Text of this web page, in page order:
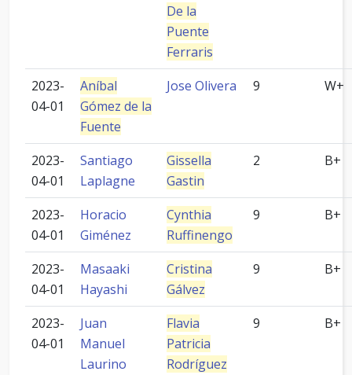
De la
Puente
Ferraris
2023-
04-01
Aníbal
Gómez de la
Fuente
Jose Olivera 9 W+
2023-
04-01
Santiago
Laplagne
Gissella
Gastin
2 B+
2023-
04-01
Horacio
Giménez
Cynthia
Ruffinengo
9 B+
2023-
04-01
Masaaki
Hayashi
Cristina
Gálvez
9 B+
2023-
04-01
Juan
Manuel
Laurino
Flavia
Patricia
Rodríguez
9 B+